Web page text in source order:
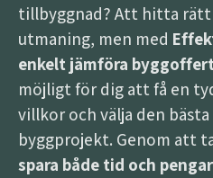
tillbyggnad? Att hitta rätt
utmaning, men med
enkelt jämföra
möjligt för dig att få en
villkor och välja den
byggprojekt. Genom att
spara både tid och pengar